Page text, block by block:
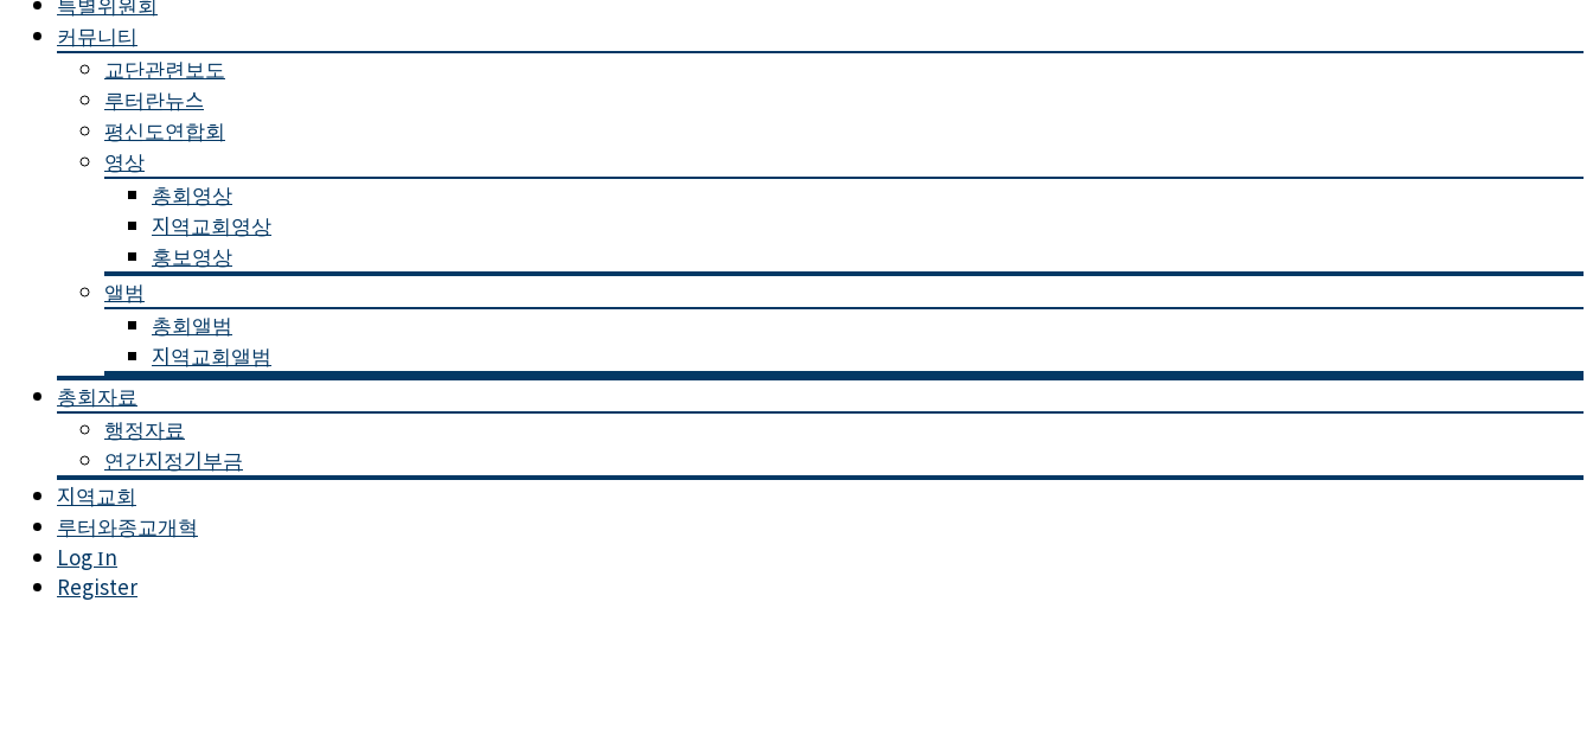
커뮤니티
교단관련보도
루터란뉴스
평신도연합회
영상
총회영상
지역교회영상
홍보영상
앨범
총회앨범
지역교회앨범
총회자료
행정자료
연간지정기부금
지역교회
루터와종교개혁
Log In
Register